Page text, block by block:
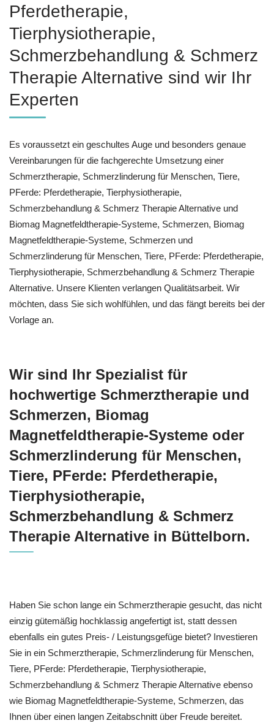
Pferdetherapie,
Tierphysiotherapie,
Schmerzbehandlung & Schmerz
Therapie Alternative sind wir Ihr
Experten
Es voraussetzt ein geschultes Auge und besonders genaue
Vereinbarungen für die fachgerechte Umsetzung einer
Schmerztherapie, Schmerzlinderung für Menschen, Tiere,
PFerde: Pferdetherapie, Tierphysiotherapie,
Schmerzbehandlung & Schmerz Therapie Alternative und
Biomag Magnetfeldtherapie-Systeme, Schmerzen, Biomag
Magnetfeldtherapie-Systeme, Schmerzen und
Schmerzlinderung für Menschen, Tiere, PFerde: Pferdetherapie,
Tierphysiotherapie, Schmerzbehandlung & Schmerz Therapie
Alternative. Unsere Klienten verlangen Qualitätsarbeit. Wir
möchten, dass Sie sich wohlfühlen, und das fängt bereits bei der
Vorlage an.
Wir sind Ihr Spezialist für
hochwertige Schmerztherapie und
Schmerzen, Biomag
Magnetfeldtherapie-Systeme oder
Schmerzlinderung für Menschen,
Tiere, PFerde: Pferdetherapie,
Tierphysiotherapie,
Schmerzbehandlung & Schmerz
Therapie Alternative in Büttelborn.
Haben Sie schon lange ein Schmerztherapie gesucht, das nicht
einzig gütemäßig hochklassig angefertigt ist, statt dessen
ebenfalls ein gutes Preis- / Leistungsgefüge bietet? Investieren
Sie in ein Schmerztherapie, Schmerzlinderung für Menschen,
Tiere, PFerde: Pferdetherapie, Tierphysiotherapie,
Schmerzbehandlung & Schmerz Therapie Alternative ebenso
wie Biomag Magnetfeldtherapie-Systeme, Schmerzen, das
Ihnen über einen langen Zeitabschnitt über Freude bereitet.